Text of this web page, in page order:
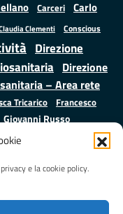
e la cookie policy.
Carceri
Carlo
Clementi Conscious
Direzione
Direzione
– Area rete
Tricarico
Francesco
Giovanni Russo
Mauro
Minori Misure
Ciambriello